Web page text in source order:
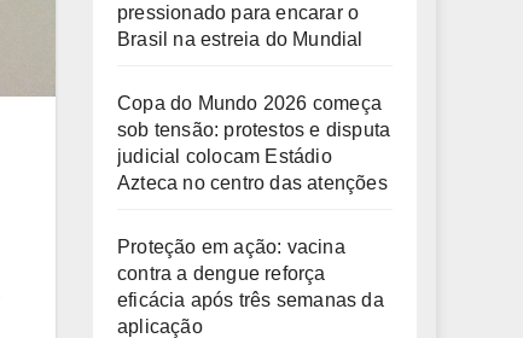
pressionado para encarar o
Brasil na estreia do Mundial
Copa do Mundo 2026 começa
sob tensão: protestos e disputa
judicial colocam Estádio
Azteca no centro das atenções
Proteção em ação: vacina
contra a dengue reforça
eficácia após três semanas da
aplicação